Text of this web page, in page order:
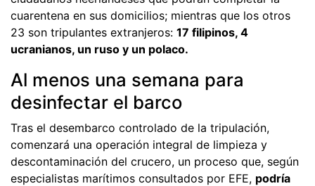
cuarentena en sus domicilios; mientras que los otros
23 son tripulantes extranjeros: 17 filipinos, 4
ucranianos, un ruso y un polaco.
Al menos una semana para
desinfectar el barco
Tras el desembarco controlado de la tripulación,
comenzará una operación integral de limpieza y
descontaminación del crucero, un proceso que, según
especialistas marítimos consultados por EFE, podría